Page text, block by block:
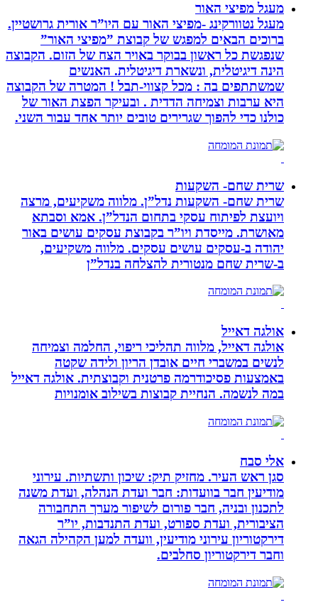
מעגל מפיצי האור
מעגל נטוורקינג -מפיצי האור עם היו”ר אורית גרושטיין.
ברוכים הבאים למפגש של קבוצת ”מפיצי האור”
שנפגשת כל ראשון בבוקר באויר הצח של הזום. הקבוצה
הינה דיגיטלית, ונשארת דיגיטלית. האנשים
שמשתתפים בה : מכל קצווי-תבל ! המטרה של הקבוצה
היא ערבות וצמיחה הדדית . ובעיקר הפצת האור של
כולנו כדי להפוך שגרירים טובים יותר אחד עבור השני.
שרית שחם- השקעות
שרית שחם- השקעות נדל”ן. מלווה משקיעים, מרצה
ויועצת לפיתוח עסקי בתחום הנדל”ן. אמא וסבתא
מאושרת. ‏מייסדת ויו”ר בקבוצת עסקים עושים באור
יהודה‏ ב-‏עסקים עושים עסקים‏. ‏מלווה משקיעים,
ב-‏שרית שחם מנטורית להצלחה בנדל”ן‏
אולגה דאייל
אולגה דאייל, מלווה תהליכי ריפוי, החלמה וצמיחה
לנשים במשברי חיים אובדן הריון ולידה שקטה
באמצעות פסיכודרמה פרטנית וקבוצתית. אולגה דאייל
במה לנשמה. ‏הנחיית קבוצות בשילוב אומנויות‏
אלי סבח
סגן ראש העיר. מחזיק תיק: שיכון ותשתיות. עירוני
מודיעין חבר בוועדות: חבר ועדת הנהלה, ועדת משנה
לתכנון ובניה, חבר פורום לשיפור מערך התחבורה
הציבורית, ועדת ספורט, ועדת התנדבות, יו”ר
דירקטוריון עירוני מודיעין, וועדה למען הקהילה הגאה
וחבר דירקטוריון סחלבים.